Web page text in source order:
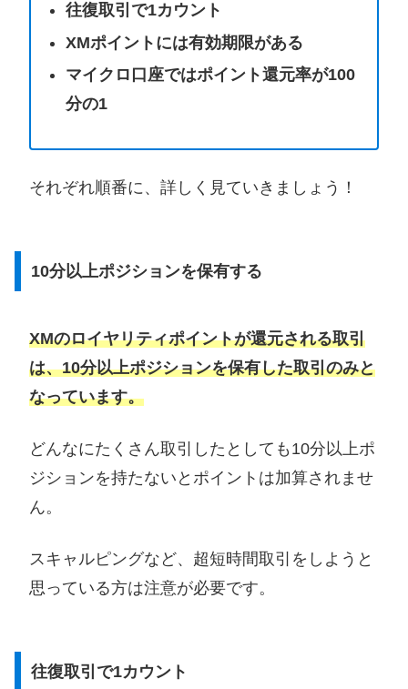
往復取引で1カウント
XMポイントには有効期限がある
マイクロ口座ではポイント還元率が100
分の1
それぞれ順番に、詳しく見ていきましょう！
10分以上ポジションを保有する
XMのロイヤリティポイントが還元される取引
は、10分以上ポジションを保有した取引のみと
なっています。
どんなにたくさん取引したとしても10分以上ポ
ジションを持たないとポイントは加算されませ
ん。
スキャルピングなど、超短時間取引をしようと
思っている方は注意が必要です。
往復取引で1カウント